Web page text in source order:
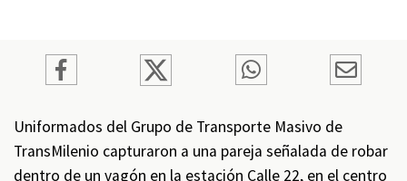
Uniformados del Grupo de Transporte Masivo de
TransMilenio capturaron a una pareja señalada de robar
dentro de un vagón en la estación Calle 22, en el centro